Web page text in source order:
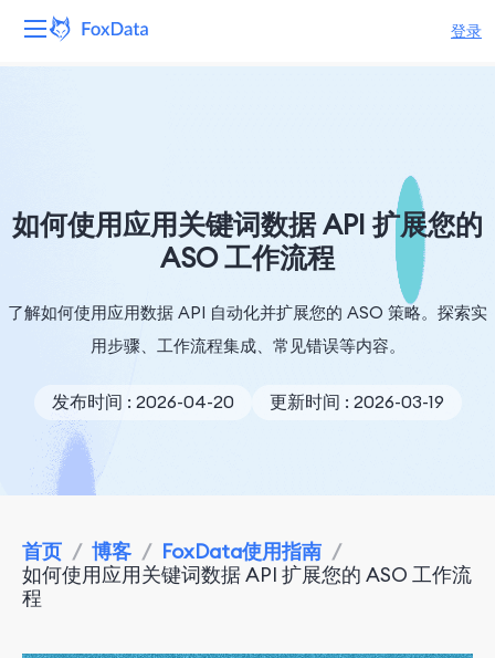
登录
解决方案
定价
如何使用应用关键词数据 API 扩展您的
ASO 工作流程
了解如何使用应用数据 API 自动化并扩展您的 ASO 策略。探索实
用步骤、工作流程集成、常见错误等内容。
发布时间 : 2026-04-20 更新时间 : 2026-03-19
首页 / 博客 / FoxData使用指南 /
如何使用应用关键词数据 API 扩展您的 ASO 工作流
程